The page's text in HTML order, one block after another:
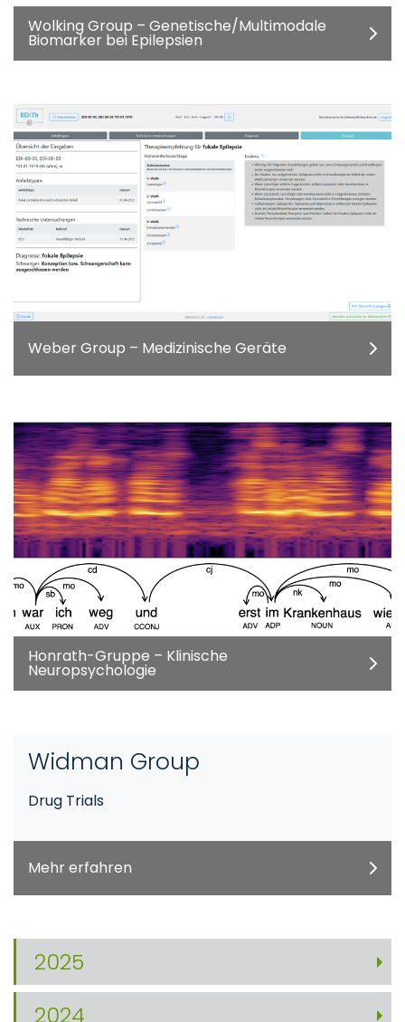
Wolking Group – Genetische/Multimodale
Biomarker bei Epilepsien
Weber Group – Medizinische Geräte
Honrath-Gruppe – Klinische
Neuropsychologie
Widman Group
Drug Trials
Mehr erfahren
2025
2024